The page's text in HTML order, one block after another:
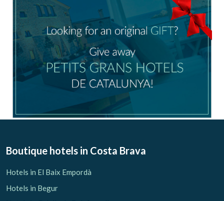
Boutique hotels in Costa Brava
Hotels in El Baix Empordà
Hotels in Begur